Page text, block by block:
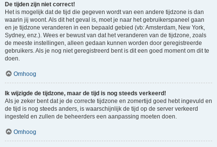
De tijden zijn niet correct!
Het is mogelijk dat de tijd die gegeven wordt van een andere tijdzone is dan
waarin jij woont. Als dit het geval is, moet je naar het gebruikerspaneel gaan
en je tijdzone veranderen in een bepaald gebied (vb: Amsterdam, New York,
Sydney, enz.). Wees er bewust van dat het veranderen van de tijdzone, zoals
de meeste instellingen, alleen gedaan kunnen worden door geregistreerde
gebruikers. Als je nog niet geregistreerd bent is dit een goed moment om dit te
doen.
Omhoog
Ik wijzigde de tijdzone, maar de tijd is nog steeds verkeerd!
Als je zeker bent dat je de correcte tijdzone en zomertijd goed hebt ingevuld en
de tijd is nog steeds anders, is waarschijnlijk de tijd op de server verkeerd
ingesteld en zullen de beheerders een aanpassing moeten doen.
Omhoog